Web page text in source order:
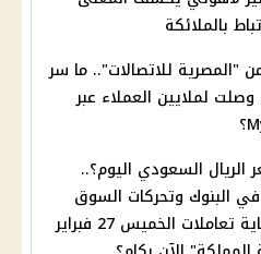
بالملائكة
"المصرية للاتصالات".. ما سر
وصلت لملايين العملاء عبر
السعودي اليوم؟..
في البنوك وتحركات السوق
السوداء بنهاية تعاملات الخميس 27 فبراير